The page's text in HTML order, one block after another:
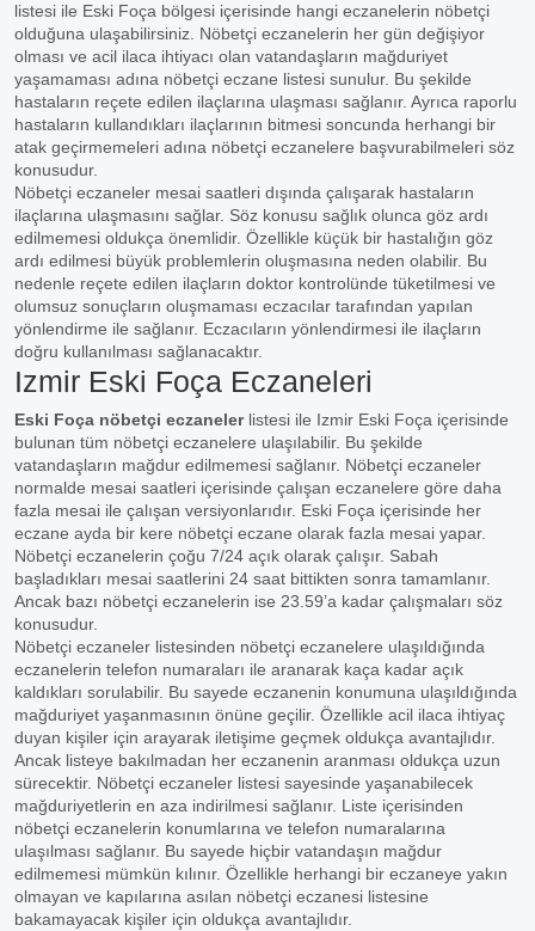
listesi ile Eski Foça bölgesi içerisinde hangi eczanelerin nöbetçi
olduğuna ulaşabilirsiniz. Nöbetçi eczanelerin her gün değişiyor
olması ve acil ilaca ihtiyacı olan vatandaşların mağduriyet
yaşamaması adına nöbetçi eczane listesi sunulur. Bu şekilde
hastaların reçete edilen ilaçlarına ulaşması sağlanır. Ayrıca raporlu
hastaların kullandıkları ilaçlarının bitmesi soncunda herhangi bir
atak geçirmemeleri adına nöbetçi eczanelere başvurabilmeleri söz
konusudur.
Nöbetçi eczaneler mesai saatleri dışında çalışarak hastaların
ilaçlarına ulaşmasını sağlar. Söz konusu sağlık olunca göz ardı
edilmemesi oldukça önemlidir. Özellikle küçük bir hastalığın göz
ardı edilmesi büyük problemlerin oluşmasına neden olabilir. Bu
nedenle reçete edilen ilaçların doktor kontrolünde tüketilmesi ve
olumsuz sonuçların oluşmaması eczacılar tarafından yapılan
yönlendirme ile sağlanır. Eczacıların yönlendirmesi ile ilaçların
doğru kullanılması sağlanacaktır.
Izmir Eski Foça Eczaneleri
Eski Foça nöbetçi eczanelerlistesi ile Izmir Eski Foça içerisinde
bulunan tüm nöbetçi eczanelere ulaşılabilir. Bu şekilde
vatandaşların mağdur edilmemesi sağlanır. Nöbetçi eczaneler
normalde mesai saatleri içerisinde çalışan eczanelere göre daha
fazla mesai ile çalışan versiyonlarıdır. Eski Foça içerisinde her
eczane ayda bir kere nöbetçi eczane olarak fazla mesai yapar.
Nöbetçi eczanelerin çoğu 7/24 açık olarak çalışır. Sabah
başladıkları mesai saatlerini 24 saat bittikten sonra tamamlanır.
Ancak bazı nöbetçi eczanelerin ise 23.59’a kadar çalışmaları söz
konusudur.
Nöbetçi eczaneler listesinden nöbetçi eczanelere ulaşıldığında
eczanelerin telefon numaraları ile aranarak kaça kadar açık
kaldıkları sorulabilir. Bu sayede eczanenin konumuna ulaşıldığında
mağduriyet yaşanmasının önüne geçilir. Özellikle acil ilaca ihtiyaç
duyan kişiler için arayarak iletişime geçmek oldukça avantajlıdır.
Ancak listeye bakılmadan her eczanenin aranması oldukça uzun
sürecektir. Nöbetçi eczaneler listesi sayesinde yaşanabilecek
mağduriyetlerin en aza indirilmesi sağlanır. Liste içerisinden
nöbetçi eczanelerin konumlarına ve telefon numaralarına
ulaşılması sağlanır. Bu sayede hiçbir vatandaşın mağdur
edilmemesi mümkün kılınır. Özellikle herhangi bir eczaneye yakın
olmayan ve kapılarına asılan nöbetçi eczanesi listesine
bakamayacak kişiler için oldukça avantajlıdır.